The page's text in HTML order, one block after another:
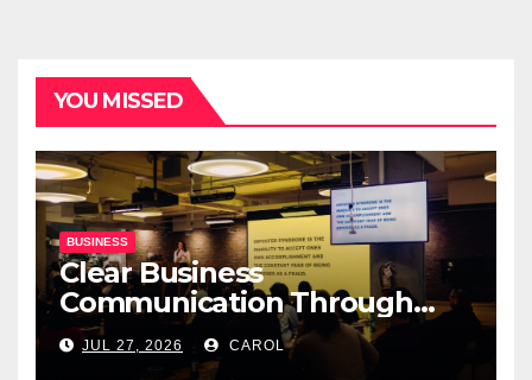
YOU MISSED
BUSINESS
Clear Business
Communication Through
Professional Presentation
Materials
JUL 27, 2026 CAROL